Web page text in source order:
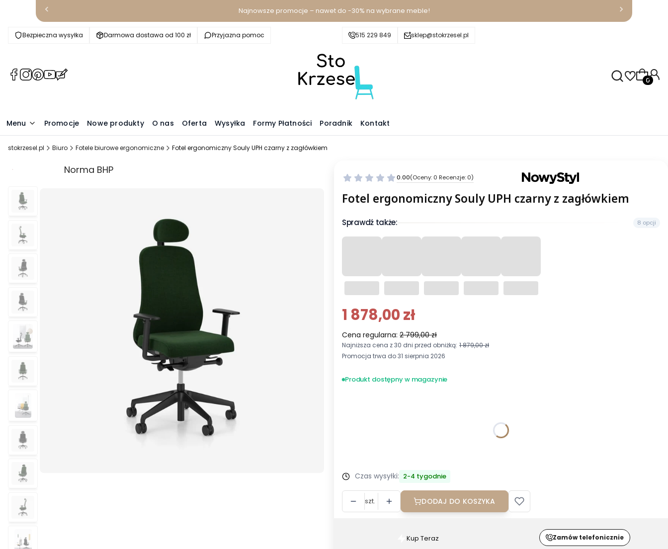
Najnowsze promocje – nawet do -30% na wybrane meble!
Bezpieczna wysyłka Darmowa dostawa od 100 zł Przyjazna pomoc 515 229 849 sklep@stokrzesel.pl
(Otwiera
karcie)
(Otwiera
karcie)
(Otwiera
karcie)
(Otwiera
karcie)
(Otwiera
karcie)
Menu Promocje Nowe produkty O nas Oferta Wysyłka Formy Płatności Poradnik Kontakt
stokrzesel.pl Biuro Fotele biurowe ergonomiczne Fotel ergonomiczny Souly UPH czarny z zagłówkiem
Promocja Norma BHP
0.00(Oceny: 0 Recenzje: 0)
Fotel ergonomiczny Souly UPH czarny z zagłówkiem
Sprawdź także: 8 opcji
1 878,00 zł
Cena regularna: 2 799,00 zł
Najniższa cena z 30 dni przed obniżką: 1 879,00 zł
Promocja trwa do 31 sierpnia 2026
Produkt dostępny w magazynie
Czas wysyłki: 2-4 tygodnie
szt. DODAJ DO KOSZYKA
Szybki
Kup Teraz Zamów telefonicznie